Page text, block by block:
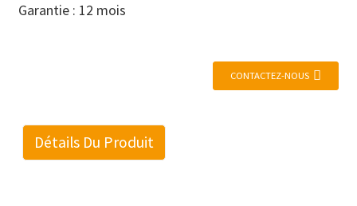
Garantie : 12 mois
CONTACTEZ-NOUS
Détails Du Produit